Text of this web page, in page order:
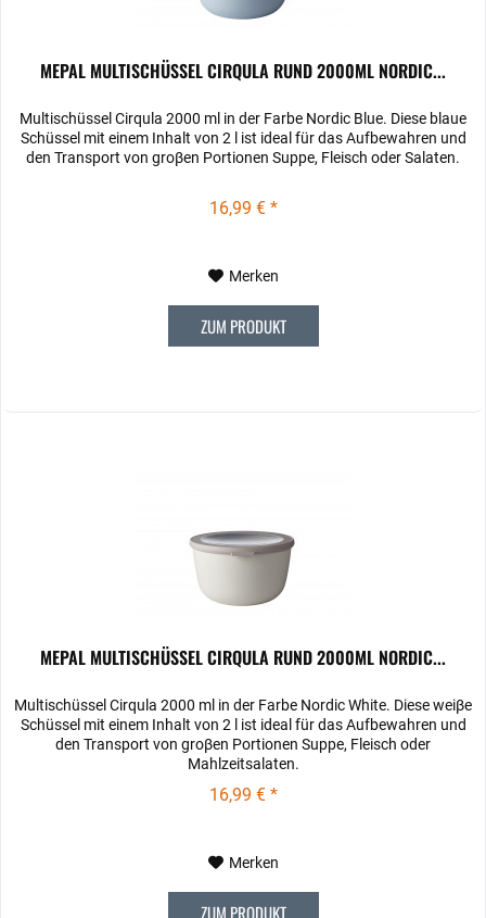
MEPAL MULTISCHÜSSEL CIRQULA RUND 2000ML NORDIC...
Multischüssel Cirqula 2000 ml in der Farbe Nordic Blue. Diese blaue
Schüssel mit einem Inhalt von 2 l ist ideal für das Aufbewahren und
den Transport von groβen Portionen Suppe, Fleisch oder Salaten.
16,99 € *
Merken
ZUM PRODUKT
MEPAL MULTISCHÜSSEL CIRQULA RUND 2000ML NORDIC...
Multischüssel Cirqula 2000 ml in der Farbe Nordic White. Diese weiβe
Schüssel mit einem Inhalt von 2 l ist ideal für das Aufbewahren und
den Transport von groβen Portionen Suppe, Fleisch oder
Mahlzeitsalaten.
16,99 € *
Merken
ZUM PRODUKT